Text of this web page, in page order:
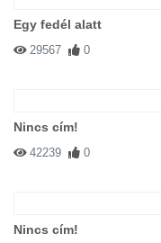
Egy fedél alatt
29567 0
Nincs cím!
42239 0
Nincs cím!